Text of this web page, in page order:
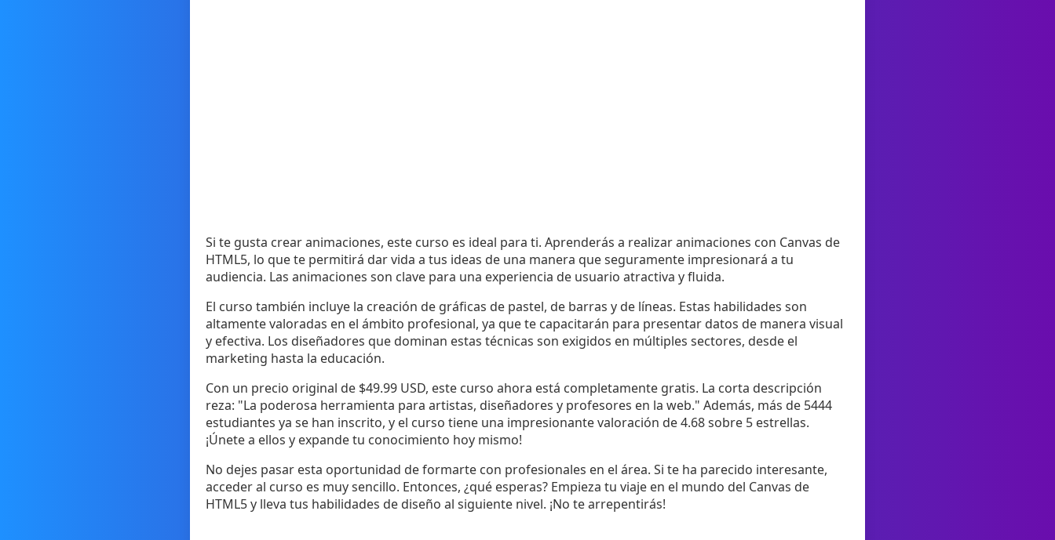
Si te gusta crear animaciones, este curso es ideal para ti. Aprenderás a realizar animaciones con Canvas de
HTML5, lo que te permitirá dar vida a tus ideas de una manera que seguramente impresionará a tu
audiencia. Las animaciones son clave para una experiencia de usuario atractiva y fluida.
El curso también incluye la creación de gráficas de pastel, de barras y de líneas. Estas habilidades son
altamente valoradas en el ámbito profesional, ya que te capacitarán para presentar datos de manera visual
y efectiva. Los diseñadores que dominan estas técnicas son exigidos en múltiples sectores, desde el
marketing hasta la educación.
Con un precio original de $49.99 USD, este curso ahora está completamente gratis. La corta descripción
reza: "La poderosa herramienta para artistas, diseñadores y profesores en la web." Además, más de 5444
estudiantes ya se han inscrito, y el curso tiene una impresionante valoración de 4.68 sobre 5 estrellas.
¡Únete a ellos y expande tu conocimiento hoy mismo!
No dejes pasar esta oportunidad de formarte con profesionales en el área. Si te ha parecido interesante,
acceder al curso es muy sencillo. Entonces, ¿qué esperas? Empieza tu viaje en el mundo del Canvas de
HTML5 y lleva tus habilidades de diseño al siguiente nivel. ¡No te arrepentirás!